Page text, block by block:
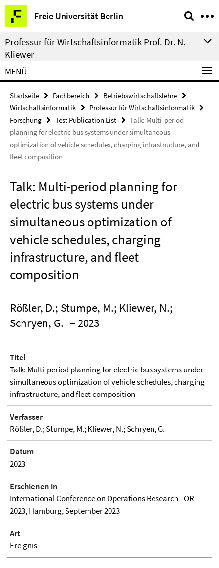
Springe
direkt
zu
Inhalt
Freie Universität Berlin
Service-
Navigation
Professur für Wirtschaftsinformatik Prof. Dr. N.
Kliewer
MENÜ
Startseite Fachbereich
Betriebswirtschaftslehre
Wirtschaftsinformatik
Professur für Wirtschaftsinformatik
Forschung
Test Publication List
Talk: Multi-period
planning for electric bus systems under simultaneous
optimization of vehicle schedules, charging infrastructure, and
fleet composition
Talk: Multi-period planning for
electric bus systems under
simultaneous optimization of
vehicle schedules, charging
infrastructure, and fleet
composition
Rößler, D.; Stumpe, M.; Kliewer, N.;
Schryen, G. – 2023
Titel
Talk: Multi-period planning for electric bus systems under
simultaneous optimization of vehicle schedules, charging
infrastructure, and fleet composition
Verfasser
Rößler, D.; Stumpe, M.; Kliewer, N.; Schryen, G.
Datum
2023
Erschienen in
International Conference on Operations Research - OR
2023, Hamburg, September 2023
Art
Ereignis